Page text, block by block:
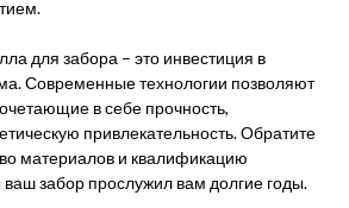
для забора – это инвестиция в
Современные технологии позволяют
в себе прочность,
привлекательность. Обратите
материалов и квалификацию
забор прослужил вам долгие годы.